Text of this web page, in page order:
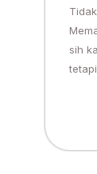
sih